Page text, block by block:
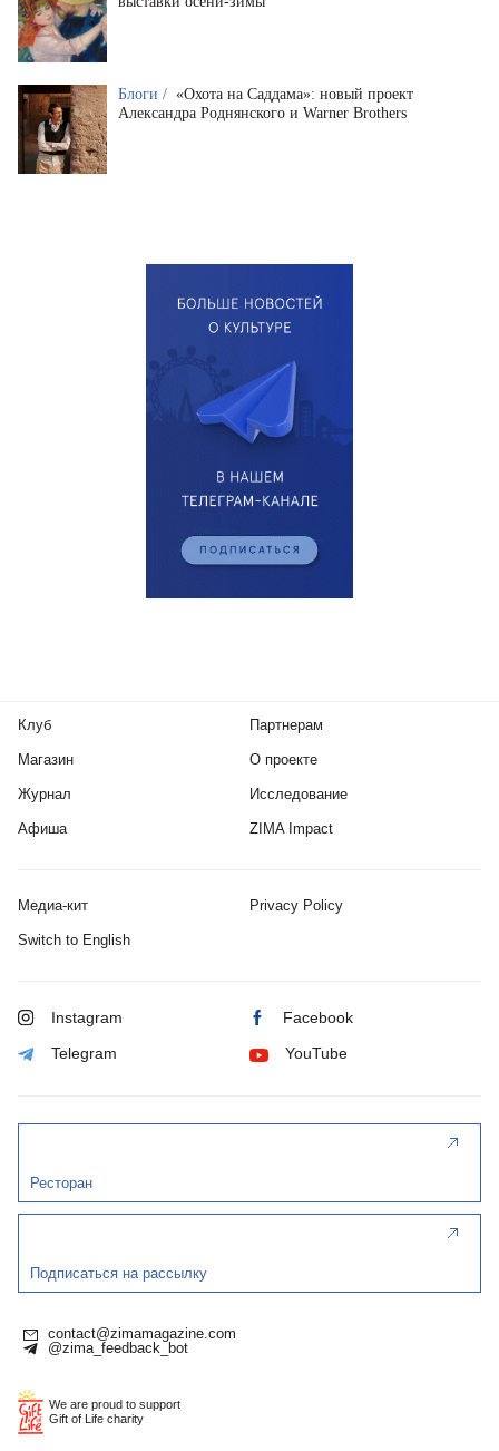
Блоги / «Охота на Саддама»: новый проект
Александра Роднянского и Warner Brothers
Клуб
Магазин
Журнал
Афиша
Партнерам
О проекте
Исследование
ZIMA Impact
Медиа-кит Privacy Policy
Switch to English
Instagram Facebook
Telegram YouTube
Ресторан
Подписаться на рассылку
contact@zimamagazine.com
@zima_feedback_bot
We are proud to support
Gift of Life charity